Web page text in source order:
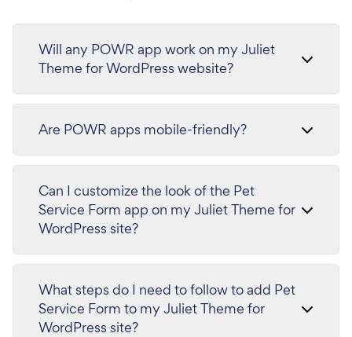
Will any POWR app work on my Juliet
Theme for WordPress website?
Are POWR apps mobile-friendly?
Can I customize the look of the Pet
Service Form app on my Juliet Theme for
WordPress site?
What steps do I need to follow to add Pet
Service Form to my Juliet Theme for
WordPress site?